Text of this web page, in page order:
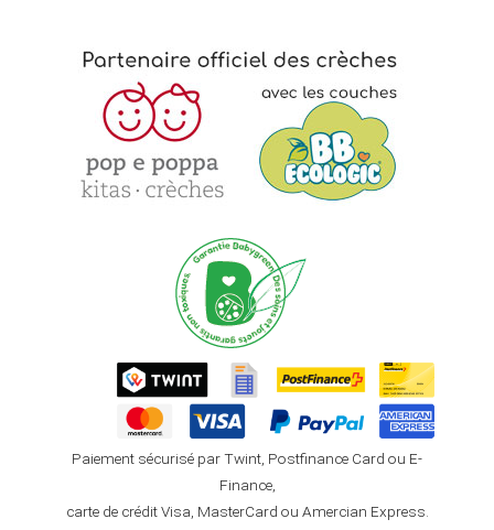
Paiement sécurisé par Twint, Postfinance Card ou E-
Finance,
carte de crédit Visa, MasterCard ou Amercian Express.